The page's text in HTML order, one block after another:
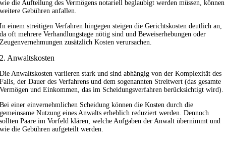
wie die Aufteilung des Vermögens notariell beglaubigt werden müssen, können
weitere Gebühren anfallen.
In einem streitigen Verfahren hingegen steigen die Gerichtskosten deutlich an,
da oft mehrere Verhandlungstage nötig sind und Beweiserhebungen oder
Zeugenvernehmungen zusätzlich Kosten verursachen.
2. Anwaltskosten
Die Anwaltskosten variieren stark und sind abhängig von der Komplexität des
Falls, der Dauer des Verfahrens und dem sogenannten Streitwert (das gesamte
Vermögen und Einkommen, das im Scheidungsverfahren berücksichtigt wird).
Bei einer einvernehmlichen Scheidung können die Kosten durch die
gemeinsame Nutzung eines Anwalts erheblich reduziert werden. Dennoch
sollten Paare im Vorfeld klären, welche Aufgaben der Anwalt übernimmt und
wie die Gebühren aufgeteilt werden.